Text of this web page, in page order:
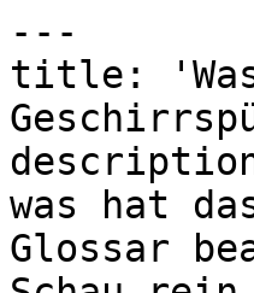
---
title:
was hat
Glossar